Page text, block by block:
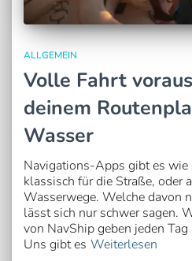
ALLGEMEIN
Volle Fahrt
deinem
Wasser
Navigations-Apps gibt es wie
klassisch für die Straße, oder
Wasserwege. Welche davon
lässt sich nur schwer sagen.
von NavShip geben jeden
Uns gibt es Weiterlesen